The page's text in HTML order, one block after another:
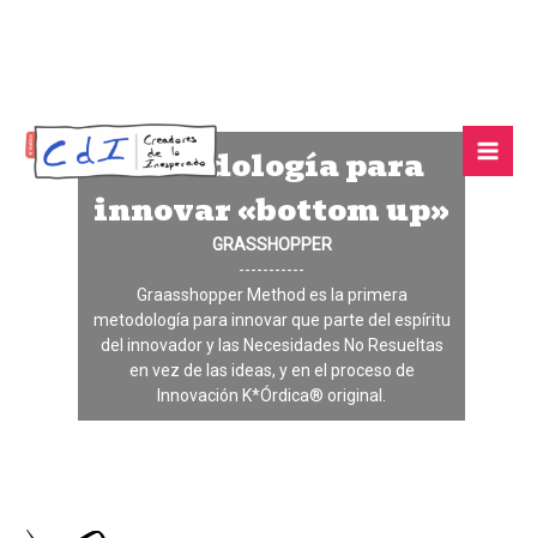
contenido
Metodología para
innovar «bottom up»
GRASSHOPPER
-----------
Graasshopper Method es la primera
metodología para innovar que parte del espíritu
del innovador y las Necesidades No Resueltas
en vez de las ideas, y en el proceso de
Innovación K*Órdica® original.